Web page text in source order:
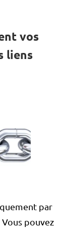
vos
liens
par
pouvez